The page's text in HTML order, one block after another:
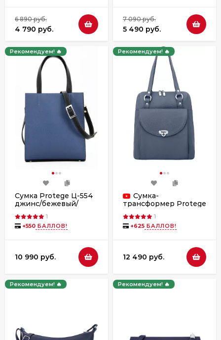
6 890 руб.
4 790 руб.
7 090 руб.
5 490 руб.
Рекомендуем! 🔥
Сумка Protege Ц-554
джинс/бежевый/
1
+550 БАЛЛОВ!
10 990 руб.
Рекомендуем! 🔥
Сумка-
трансформер Protege
1
+625 БАЛЛОВ!
12 490 руб.
Рекомендуем! 🔥 Рекомендуем! 🔥